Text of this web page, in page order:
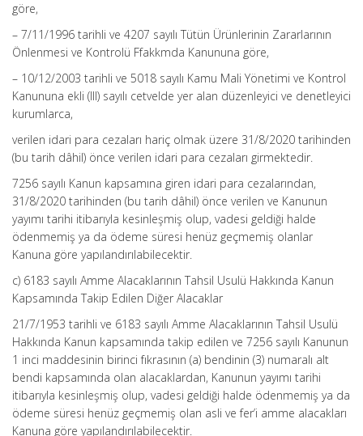
göre,
– 7/11/1996 tarihli ve 4207 sayılı Tütün Ürünlerinin Zararlarının
Önlenmesi ve Kontrolü Ffakkmda Kanununa göre,
– 10/12/2003 tarihli ve 5018 sayılı Kamu Mali Yönetimi ve Kontrol
Kanununa ekli (III) sayılı cetvelde yer alan düzenleyici ve denetleyici
kurumlarca,
verilen idari para cezaları hariç olmak üzere 31/8/2020 tarihinden
(bu tarih dâhil) önce verilen idari para cezaları girmektedir.
7256 sayılı Kanun kapsamına giren idari para cezalarından,
31/8/2020 tarihinden (bu tarih dâhil) önce verilen ve Kanunun
yayımı tarihi itibarıyla kesinleşmiş olup, vadesi geldiği halde
ödenmemiş ya da ödeme süresi henüz geçmemiş olanlar
Kanuna göre yapılandırılabilecektir.
c) 6183 sayılı Amme Alacaklarının Tahsil Usulü Hakkında Kanun
Kapsamında Takip Edilen Diğer Alacaklar
21/7/1953 tarihli ve 6183 sayılı Amme Alacaklarının Tahsil Usulü
Hakkında Kanun kapsamında takip edilen ve 7256 sayılı Kanunun
1 inci maddesinin birinci fıkrasının (a) bendinin (3) numaralı alt
bendi kapsamında olan alacaklardan, Kanunun yayımı tarihi
itibarıyla kesinleşmiş olup, vadesi geldiği halde ödenmemiş ya da
ödeme süresi henüz geçmemiş olan asli ve fer’i amme alacakları
Kanuna göre yapılandırılabilecektir.